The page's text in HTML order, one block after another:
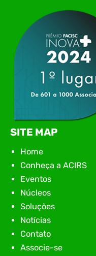
apresentação de
encontro aconteceu
SITE MAP
Home
Conheça a ACIRS
Eventos
Núcleos
Soluções
Notícias
Contato
Associe-se